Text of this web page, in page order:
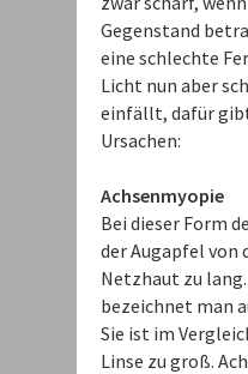
Gegenstand
eine schlechte
Licht nun aber
einfällt, dafür
Ursachen:
Achsenmyopie
Bei dieser Form
der Augapfel von
Netzhaut zu lang.
bezeichnet man
Sie ist im
Linse zu groß.